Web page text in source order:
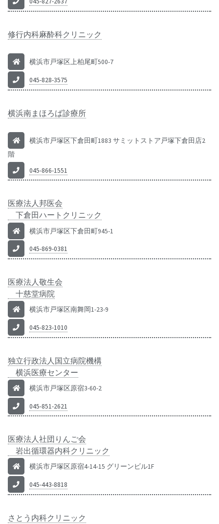
修行内科麻酔科クリニック
横浜市戸塚区上柏尾町500-7
045-828-3575
横浜南まほろば診療所
横浜市戸塚区下倉田町1883 サミットストア戸塚下倉田店2
階
045-866-1551
医療法人邦医会
下倉田ハートクリニック
横浜市戸塚区下倉田町945-1
045-869-0381
医療法人敬生会
十慈堂病院
横浜市戸塚区南舞岡1-23-9
045-823-1010
独立行政法人国立病院機構
横浜医療センター
横浜市戸塚区原宿3-60-2
045-851-2621
医療法人社団りんご会
岩出循環器内科クリニック
横浜市戸塚区原宿4-14-15 グリーンビル1F
045-443-8818
さとう内科クリニック